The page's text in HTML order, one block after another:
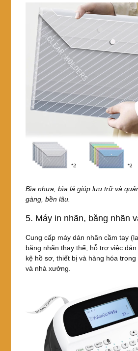
Bìa nhựa, bìa lá giúp lưu trữ và
gàng, bền lâu.
5. Máy in nhãn, băng nhãn
Cung cấp máy dán nhãn cầm tay
băng nhãn thay thế, hỗ trợ việc
kệ hồ sơ, thiết bị và hàng hóa
và nhà xưởng.